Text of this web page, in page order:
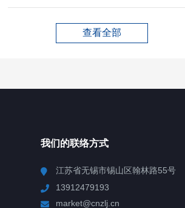
查看全部
我们的联络方式
江苏省无锡市锡山区翰林路55号
13912479193
market@cnzlj.cn